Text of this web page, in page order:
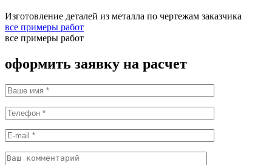
Изготовление деталей из металла по чертежам заказчика
все примеры работ
все примеры работ
оформить заявку на расчет